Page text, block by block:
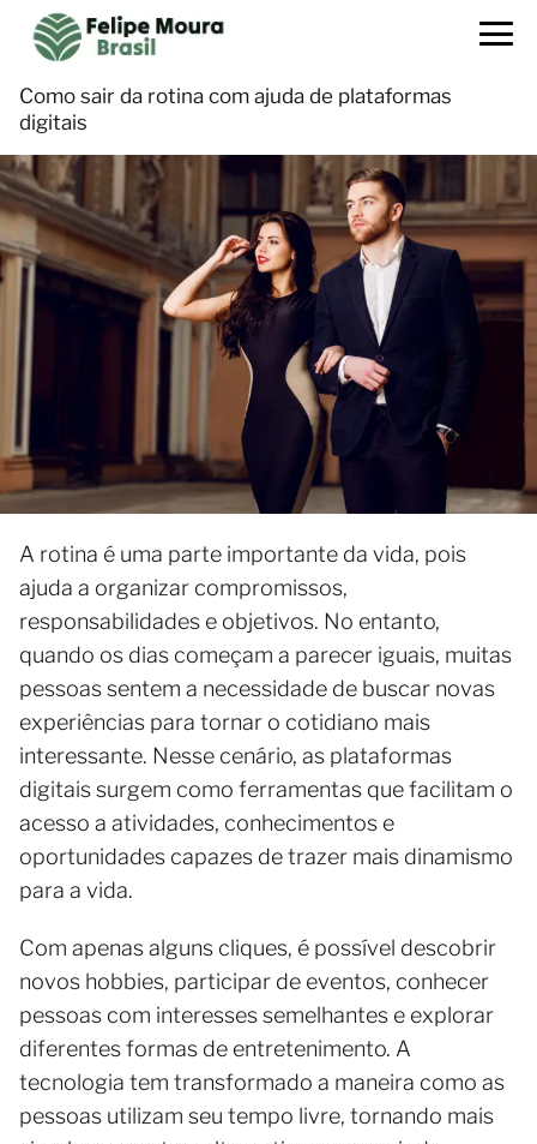
Como sair da rotina com ajuda de plataformas
digitais
A rotina é uma parte importante da vida, pois
ajuda a organizar compromissos,
responsabilidades e objetivos. No entanto,
quando os dias começam a parecer iguais, muitas
pessoas sentem a necessidade de buscar novas
experiências para tornar o cotidiano mais
interessante. Nesse cenário, as plataformas
digitais surgem como ferramentas que facilitam o
acesso a atividades, conhecimentos e
oportunidades capazes de trazer mais dinamismo
para a vida.
Com apenas alguns cliques, é possível descobrir
novos hobbies, participar de eventos, conhecer
pessoas com interesses semelhantes e explorar
diferentes formas de entretenimento. A
tecnologia tem transformado a maneira como as
pessoas utilizam seu tempo livre, tornando mais